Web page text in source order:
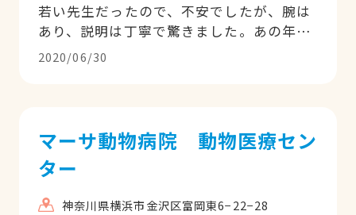
若い先生だったので、不安でしたが、腕は
あり、説明は丁寧で驚きました。あの年代
で院長先生になっいるだけあるなという感
じでした。これからもよろしくお願いしま
2020/06/30
マーサ動物病院 動物医療セン
ター
神奈川県横浜市金沢区富岡東6−22−28